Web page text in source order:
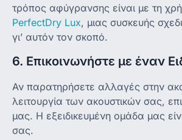
τρόπος αφύγρανσης είναι με τη
PerfectDry Lux, μιας συσκευής
γι’ αυτόν τον σκοπό.
6. Επικοινωνήστε με έναν
Αν παρατηρήσετε αλλαγές στην
λειτουργία των ακουστικών σας,
μας. Η εξειδικευμένη ομάδα μας
σας.